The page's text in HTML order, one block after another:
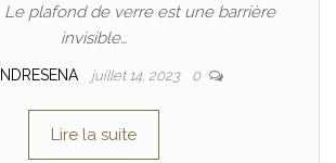
Le plafond de verre est une barrière
invisible…
juillet 14, 2023 0
Lire la suite